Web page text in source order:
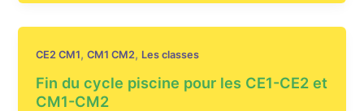
CE2 CM1,CM1 CM2, Les classes
Fin du cycle piscine pour les CE1-CE2 et
CM1-CM2